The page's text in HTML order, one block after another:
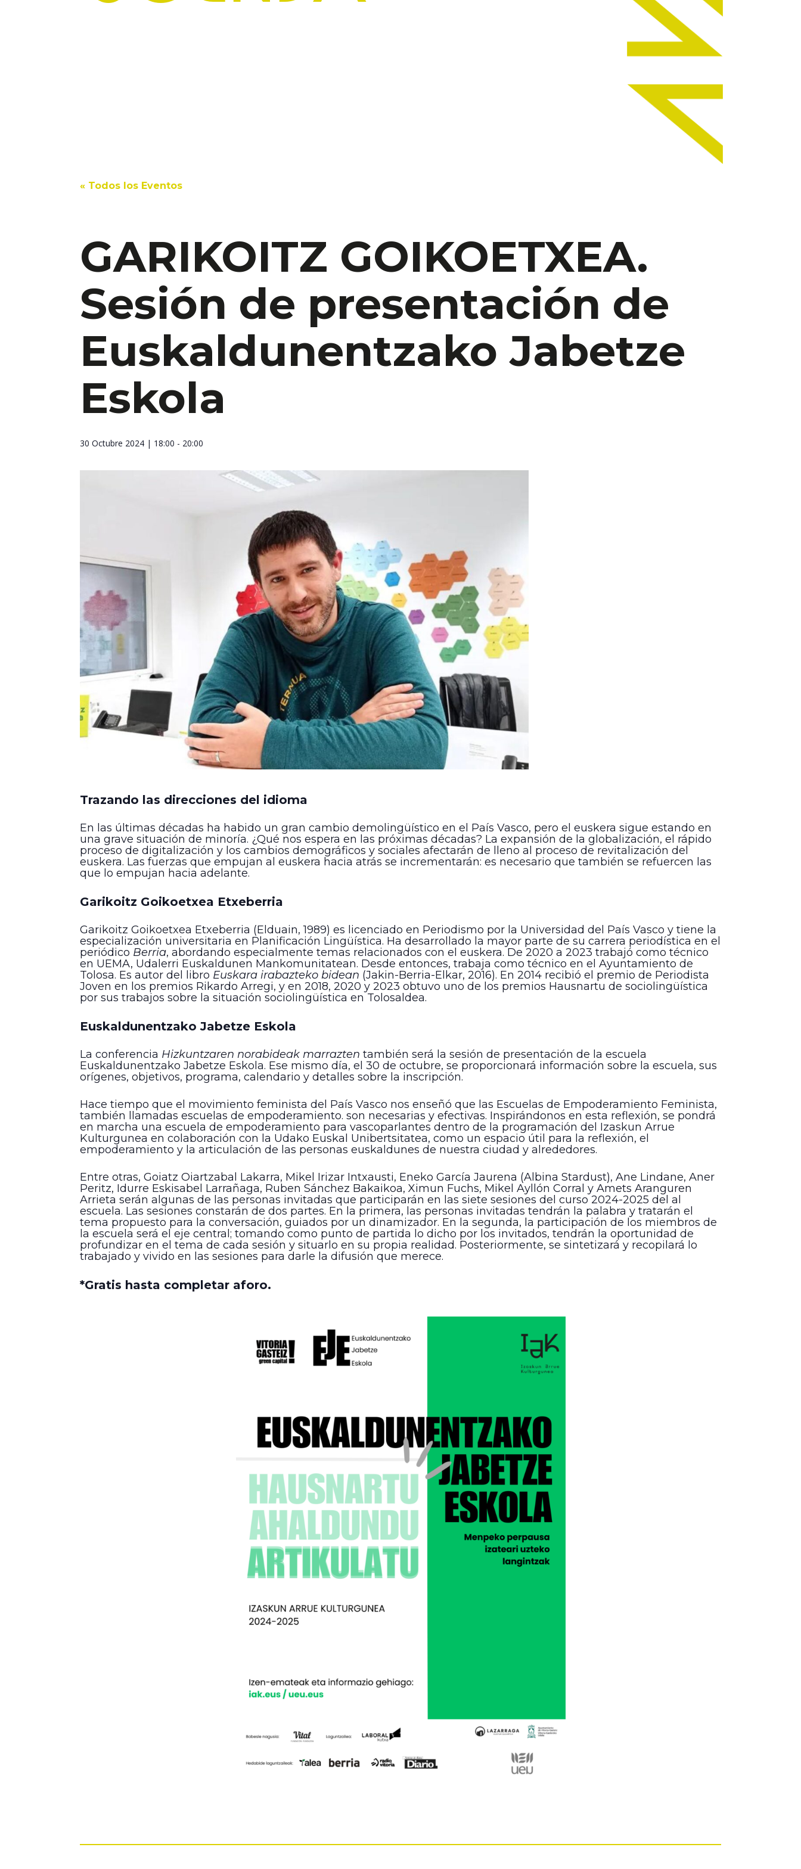
« Todos los Eventos
GARIKOITZ GOIKOETXEA.
Sesión de presentación de
Euskaldunentzako Jabetze
Eskola
30 Octubre 2024 | 18:00 - 20:00
Trazando las direcciones del idioma
En las últimas décadas ha habido un gran cambio demolingüístico en el País Vasco, pero el euskera sigue estando en
una grave situación de minoría. ¿Qué nos espera en las próximas décadas? La expansión de la globalización, el rápido
proceso de digitalización y los cambios demográficos y sociales afectarán de lleno al proceso de revitalización del
euskera. Las fuerzas que empujan al euskera hacia atrás se incrementarán: es necesario que también se refuercen las
que lo empujan hacia adelante.
Garikoitz Goikoetxea Etxeberria
Garikoitz Goikoetxea Etxeberria (Elduain, 1989) es licenciado en Periodismo por la Universidad del País Vasco y tiene la
especialización universitaria en Planificación Lingüística. Ha desarrollado la mayor parte de su carrera periodística en el
periódico Berria, abordando especialmente temas relacionados con el euskera. De 2020 a 2023 trabajó como técnico
en UEMA, Udalerri Euskaldunen Mankomunitatean. Desde entonces, trabaja como técnico en el Ayuntamiento de
Tolosa. Es autor del libro Euskara irabazteko bidean (Jakin-Berria-Elkar, 2016). En 2014 recibió el premio de Periodista
Joven en los premios Rikardo Arregi, y en 2018, 2020 y 2023 obtuvo uno de los premios Hausnartu de sociolingüística
por sus trabajos sobre la situación sociolingüística en Tolosaldea.
Euskaldunentzako Jabetze Eskola
La conferencia Hizkuntzaren norabideak marrazten también será la sesión de presentación de la escuela
Euskaldunentzako Jabetze Eskola. Ese mismo día, el 30 de octubre, se proporcionará información sobre la escuela, sus
orígenes, objetivos, programa, calendario y detalles sobre la inscripción.
Hace tiempo que el movimiento feminista del País Vasco nos enseñó que las Escuelas de Empoderamiento Feminista,
también llamadas escuelas de empoderamiento. son necesarias y efectivas. Inspirándonos en esta reflexión, se pondrá
en marcha una escuela de empoderamiento para vascoparlantes dentro de la programación del Izaskun Arrue
Kulturgunea en colaboración con la Udako Euskal Unibertsitatea, como un espacio útil para la reflexión, el
empoderamiento y la articulación de las personas euskaldunes de nuestra ciudad y alrededores.
Entre otras, Goiatz Oiartzabal Lakarra, Mikel Irizar Intxausti, Eneko García Jaurena (Albina Stardust), Ane Lindane, Aner
Peritz, Idurre Eskisabel Larrañaga, Ruben Sánchez Bakaikoa, Ximun Fuchs, Mikel Ayllón Corral y Amets Aranguren
Arrieta serán algunas de las personas invitadas que participarán en las siete sesiones del curso 2024-2025 del al
escuela. Las sesiones constarán de dos partes. En la primera, las personas invitadas tendrán la palabra y tratarán el
tema propuesto para la conversación, guiados por un dinamizador. En la segunda, la participación de los miembros de
la escuela será el eje central; tomando como punto de partida lo dicho por los invitados, tendrán la oportunidad de
profundizar en el tema de cada sesión y situarlo en su propia realidad. Posteriormente, se sintetizará y recopilará lo
trabajado y vivido en las sesiones para darle la difusión que merece.
*Gratis hasta completar aforo.